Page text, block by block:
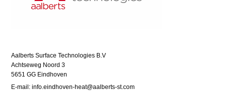
Aalberts Surface Technologies B.V
Achtseweg Noord 3
5651 GG Eindhoven
E-mail: info.eindhoven-heat@aalberts-st.com